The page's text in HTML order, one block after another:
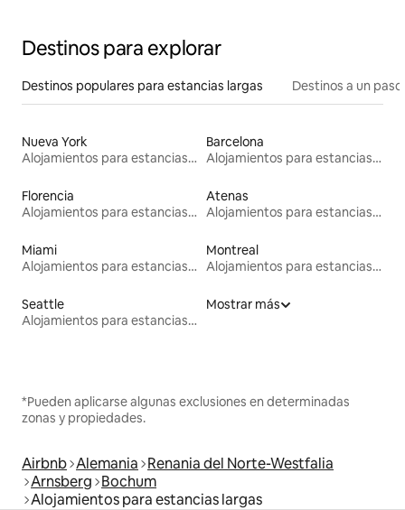
Destinos para explorar
Destinos populares para estancias largas Destinos a un
Nueva York
Alojamientos para estancias largas
Barcelona
Alojamientos para estancias largas
Florencia
Alojamientos para estancias largas
Atenas
Alojamientos para estancias largas
Miami
Alojamientos para estancias largas
Montreal
Alojamientos para estancias largas
Seattle
Alojamientos para estancias largas
Mostrar más
*Pueden aplicarse algunas exclusiones en determinadas
zonas y propiedades.
Airbnb Alemania Renania del Norte-Westfalia
Arnsberg Bochum
Alojamientos para estancias largas